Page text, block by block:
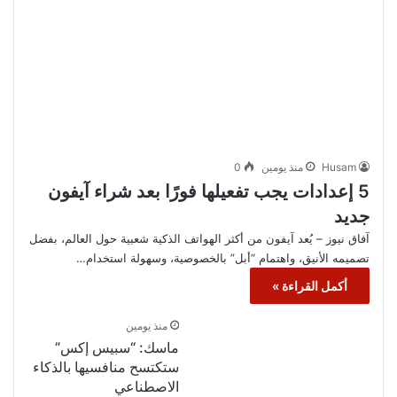
Husam منذ يومين 0
5 إعدادات يجب تفعيلها فورًا بعد شراء آيفون
جديد
آفاق نيوز – يُعد آيفون من أكثر الهواتف الذكية شعبية حول العالم، بفضل
تصميمه الأنيق، واهتمام “أبل” بالخصوصية، وسهولة استخدام…
أكمل القراءة »
منذ يومين
ماسك: “سبيس إكس”
ستكتسح منافسيها بالذكاء
الاصطناعي